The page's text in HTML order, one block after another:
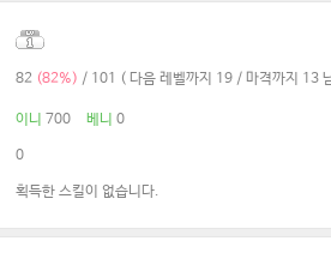
82 (82%) / 101 ( 다음 레벨까지 19 / 마격까지 13
이니 700 베니 0
0
획득한 스킬이 없습니다.